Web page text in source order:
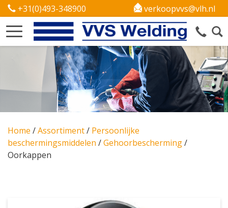
+31(0)493-348900 verkoopvvs@vlh.nl
Home /Assortiment/ Persoonlijke
beschermingsmiddelen /Gehoorbescherming/
Oorkappen